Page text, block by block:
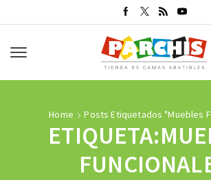
Home Posts Etiquetados "muebles